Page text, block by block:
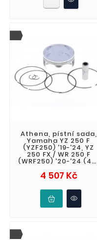
Athena, pístní sada,
Yamaha YZ 250 F
(YZF250) '19-'24, YZ
250 FX / WR 250 F
(WRF250) '20-'24 (4T)
(STD. + 5,03mm
4 507 KčCena